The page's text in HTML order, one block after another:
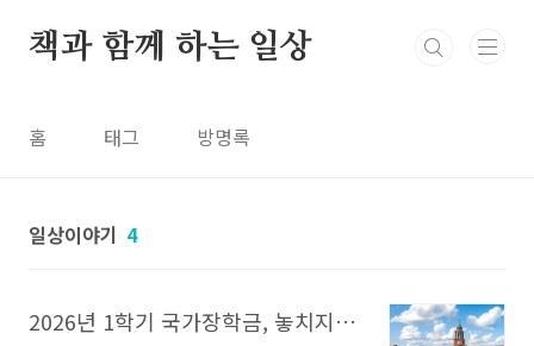
책과 함께 하는 일상
홈 태그 방명록
일상이야기 4
2026년 1학기 국가장학금, 놓치지 말고 신청하세요!